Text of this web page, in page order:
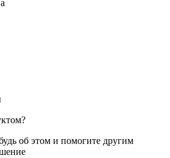
об этом и помогите другим